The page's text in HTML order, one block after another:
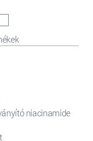
niacinamide